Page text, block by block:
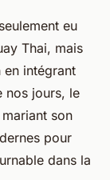
eu
Thai, mais
en intégrant
nos jours, le
son
pour
dans la